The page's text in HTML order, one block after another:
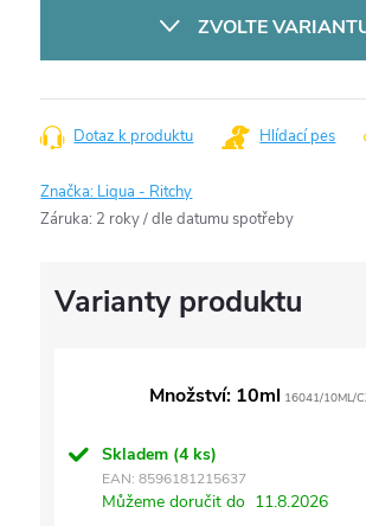
ZVOLTE
Dotaz k produktu Hlídací pes
Značka: Liqua - Ritchy
Záruka: 2 roky / dle datumu spotřeby
Množství: 10ml 16041/10ML/
Skladem (4 ks)
EAN: 8596181215637
Můžeme doručit do 11.8.2026